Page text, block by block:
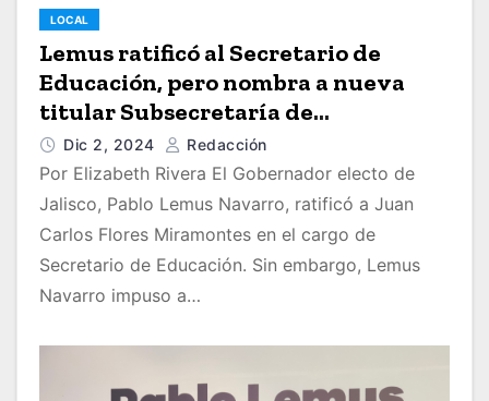
LOCAL
Lemus ratificó al Secretario de
Educación, pero nombra a nueva
titular Subsecretaría de
Administración de la dependencia
Dic 2, 2024 Redacción
Por Elizabeth Rivera El Gobernador electo de
Jalisco, Pablo Lemus Navarro, ratificó a Juan
Carlos Flores Miramontes en el cargo de
Secretario de Educación. Sin embargo, Lemus
Navarro impuso a…